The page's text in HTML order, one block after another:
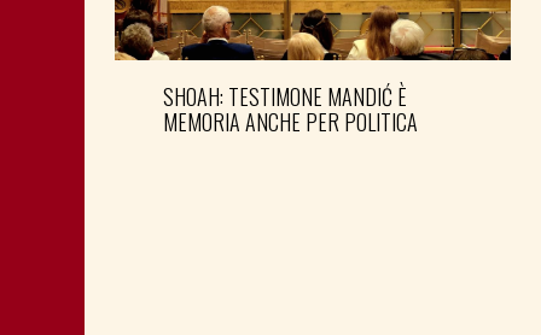
SHOAH: TESTIMONE MANDIĆ È
MEMORIA ANCHE PER POLITICA